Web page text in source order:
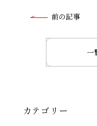
へ
前の記事
一
カテゴリー